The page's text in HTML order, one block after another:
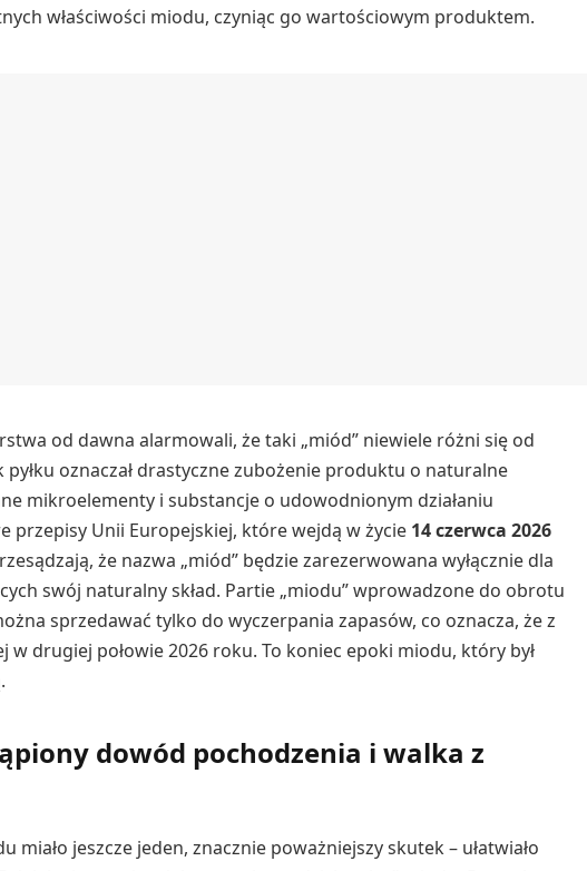
właściwości miodu, czyniąc go wartościowym produktem.
od dawna alarmowali, że taki „miód” niewiele różni się od
pyłku oznaczał drastyczne zubożenie produktu o naturalne
mikroelementy i substancje o udowodnionym działaniu
przepisy Unii Europejskiej, które wejdą w życie 14 czerwca 2026
że nazwa „miód” będzie zarezerwowana wyłącznie dla
swój naturalny skład. Partie „miodu” wprowadzone do obrotu
sprzedawać tylko do wyczerpania zapasów, co oznacza, że z
w drugiej połowie 2026 roku. To koniec epoki miodu, który był
dowód pochodzenia i walka z
miało jeszcze jeden, znacznie poważniejszy skutek – ułatwiało